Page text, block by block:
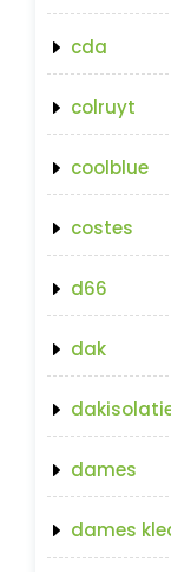
cda
colruyt
coolblue
costes
d66
dak
dames
dames